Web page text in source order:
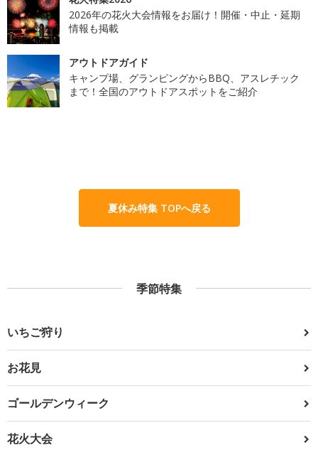
2026年の花火大会情報をお届け！開催・中止・延期
情報も掲載
アウトドアガイド
キャンプ場、グランピングからBBQ、アスレチック
まで！全国のアウトドアスポットをご紹介
夏休み特集 TOPへ戻る
季節特集
いちご狩り
お花見
ゴールデンウィーク
花火大会